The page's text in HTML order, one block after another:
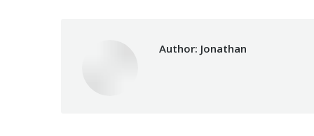
Author: Jonathan